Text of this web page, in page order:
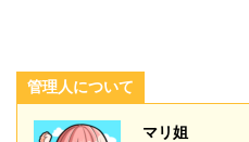
管理人について
マリ姐